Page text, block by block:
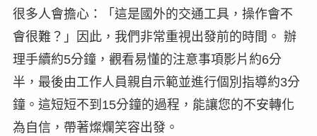
很多人會擔心：「這是國外的交通工具，操作會不
會很難？」因此，我們非常重視出發前的時間。 辦
理手續約5分鐘，觀看易懂的注意事項影片約6分
半，最後由工作人員親自示範並進行個別指導約3分
鐘。這短短不到15分鐘的過程，能讓您的不安轉化
為自信，帶著燦爛笑容出發。